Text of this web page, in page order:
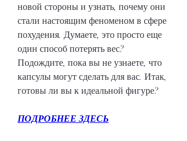
новой стороны и узнать, почему они
стали настоящим феноменом в сфере
похудения. Думаете, это просто еще
один способ потерять вес?
Подождите, пока вы не узнаете, что
капсулы могут сделать для вас. Итак,
готовы ли вы к идеальной фигуре?
ПОДРОБНЕЕ ЗДЕСЬ